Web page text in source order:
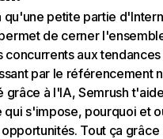
qu'une petite partie
de cerner
concurrents aux
par le référencement
grâce à l'IA, Semrush
qui s'impose, pourquoi et
Tout ça grâce